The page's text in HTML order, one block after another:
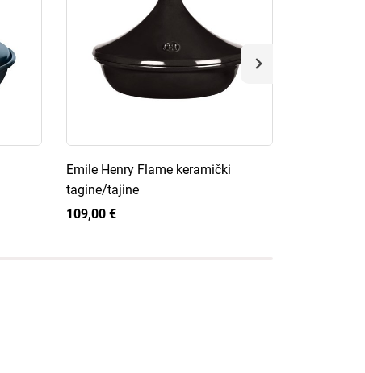
Emile Henry Flame keramički
tagine/tajine
109,00 €